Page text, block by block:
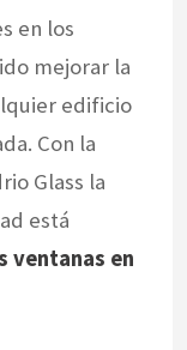
en los
mejorar la
edificio
Con la
Glass la
está
ventanas en